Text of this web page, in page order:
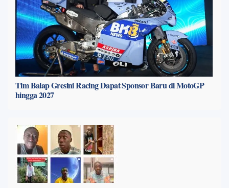
Tim Balap Gresini Racing Dapat Sponsor Baru di MotoGP
hingga 2027